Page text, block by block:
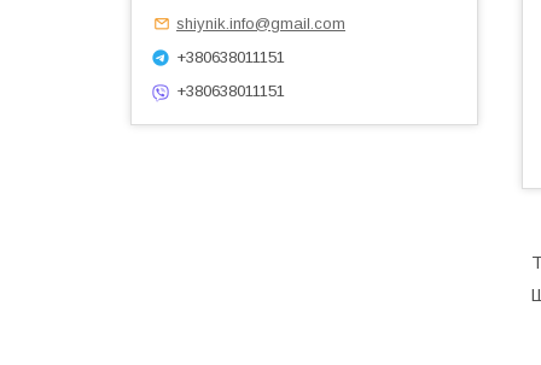
shiynik.info@gmail.com
+380638011151
+380638011151